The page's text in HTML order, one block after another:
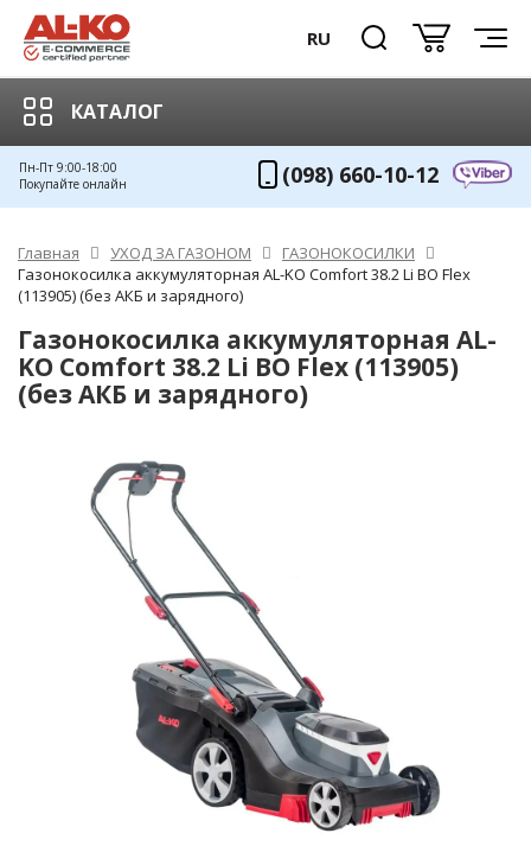
RU
КАТАЛОГ
Пн-Пт 9:00-18:00
Покупайте онлайн
(098) 660-10-12
Главная УХОД ЗА ГАЗОНОМ
ГАЗОНОКОСИЛКИ
Газонокосилка аккумуляторная AL-KO Comfort 38.2 Li BO Flex
(113905) (без АКБ и зарядного)
Газонокосилка аккумуляторная AL-
KO Comfort 38.2 Li BO Flex (113905)
(без АКБ и зарядного)